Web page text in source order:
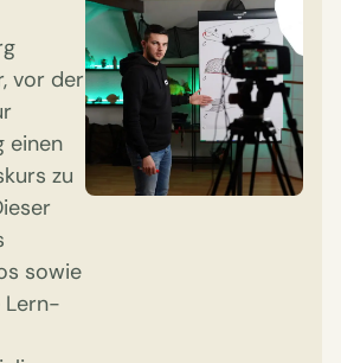
vor der
einen
zu
sowie
Lern-